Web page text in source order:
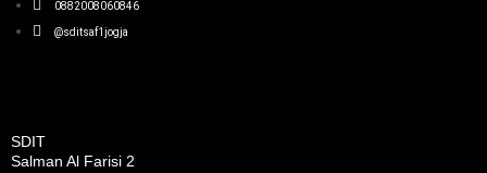
0882008060846
@sditsaf1jogja
SDIT
Salman Al Farisi 2